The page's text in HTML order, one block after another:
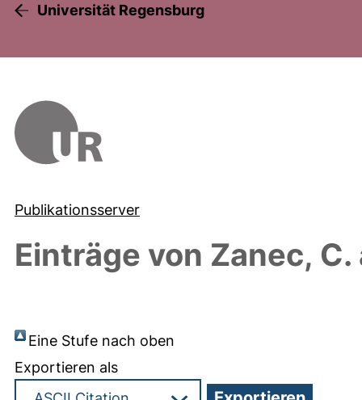
Universität Regensburg
Publikationsserver
Einträge von Zanec, C.
Eine Stufe nach oben
Exportieren als